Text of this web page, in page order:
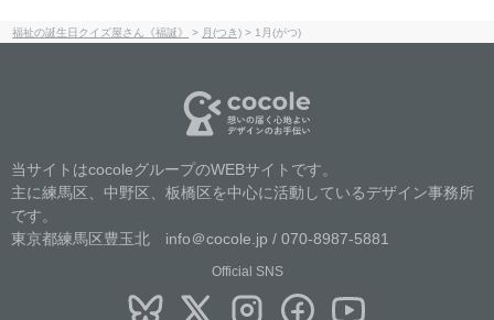
福祉の誕生日クイズ屋さん《福誕》 > 月(つき) > 1月(がつ)
当サイトはcocoleグループのWEBサイトです。
主に練馬区、中野区、板橋区を中心に活動しているデザイン事務所
です。
東京都練馬区豊玉北 info＠cocole.jp / 070-8987-5881
Official SNS